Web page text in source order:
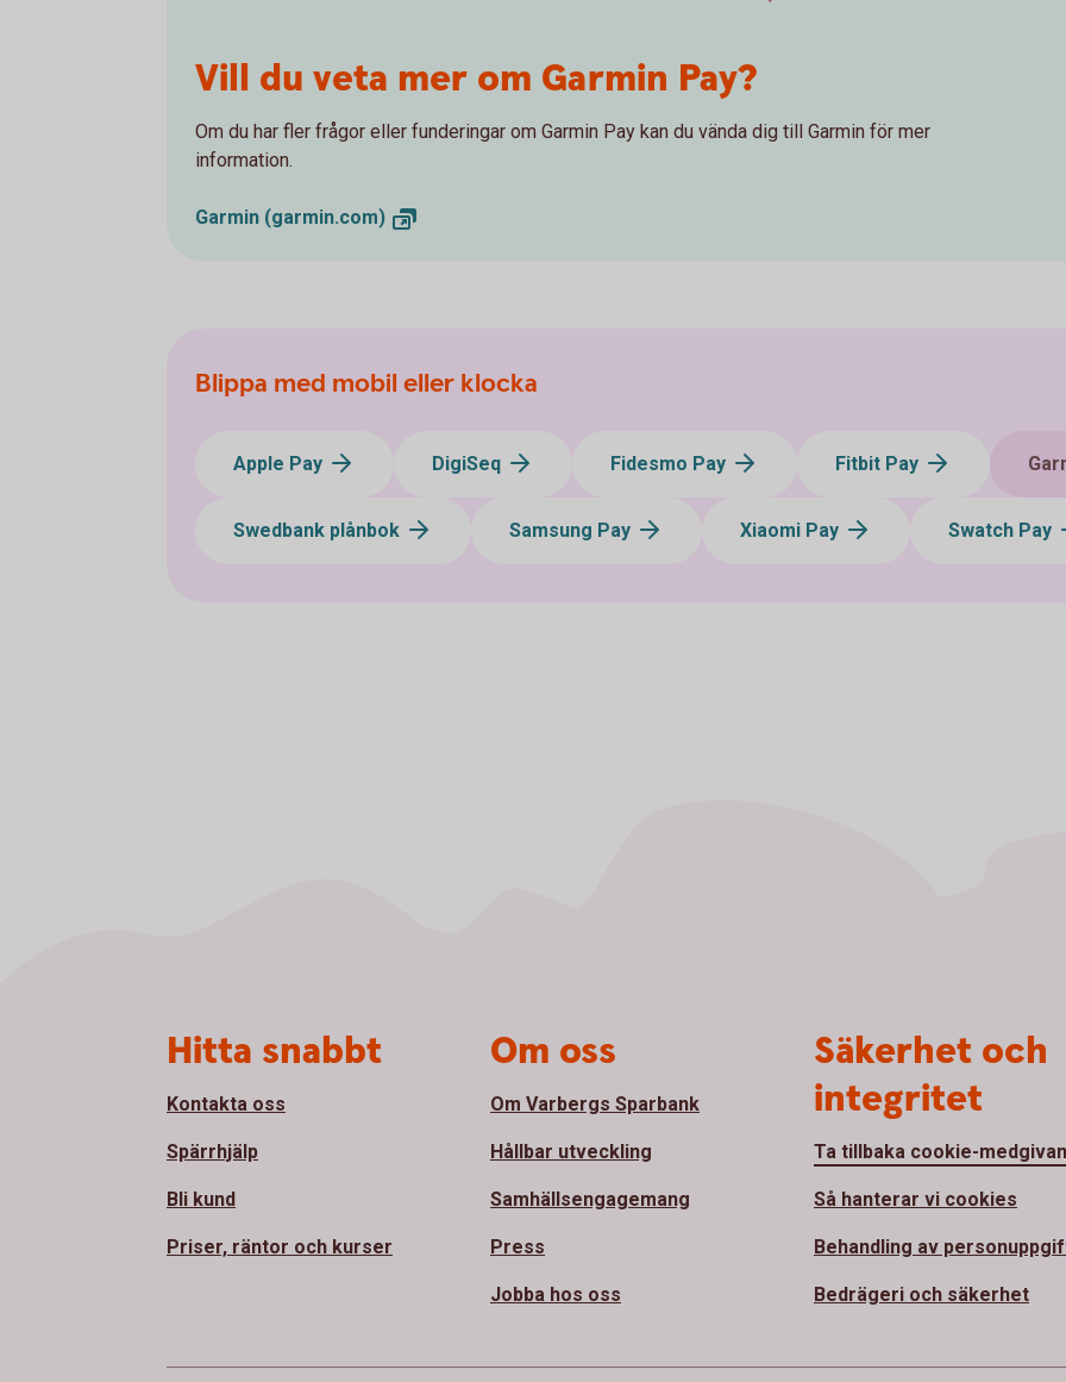
Vill du veta mer om Garmin Pay?
Om du har fler frågor eller funderingar om Garmin Pay kan du vända dig till Garmin för mer
information.
Garmin (garmin.com)
Blippa med mobil eller klocka
Apple Pay DigiSeq Fidesmo Pay Fitbit Pay
Swedbank plånbok Samsung Pay Xiaomi Pay Swatch Pay
Hitta snabbt
Kontakta oss
Spärrhjälp
Bli kund
Priser, räntor och kurser
Om oss
Om Varbergs Sparbank
Hållbar utveckling
Samhällsengagemang
Press
Jobba hos oss
Säkerhet och
integritet
Ta tillbaka cookie-
Så hanterar vi cookies
Behandling av
Bedrägeri och säkerhet